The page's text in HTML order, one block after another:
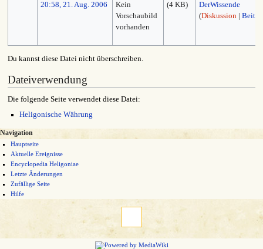
20:58, 21. Aug. 2006
Kein
Vorschaubild
vorhanden
(4 KB)
DerWissende
(Diskussion|
Du kannst diese Datei nicht überschreiben.
Dateiverwendung
Die folgende Seite verwendet diese Datei:
Heligonische Währung
Navigation
Hauptseite
Aktuelle Ereignisse
Encyclopedia Heligoniae
Letzte Änderungen
Zufällige Seite
Hilfe